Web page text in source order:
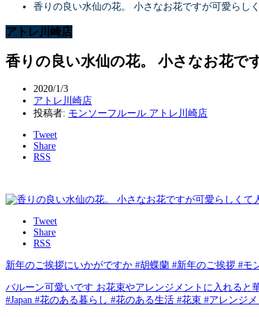
香りの良い水仙の花。 小さなお花ですが可愛らし
アトレ川崎店
香りの良い水仙の花。 小さなお花で
2020/1/3
アトレ川崎店
投稿者: モンソーフルール アトレ川崎店
Tweet
Share
RSS
Tweet
Share
RSS
新年のご挨拶にいかがですか #胡蝶蘭 #新年のご挨拶 #モ
バルーン可愛いです お花束やアレンジメントに入れると
#Japan #花のある暮らし #花のある生活 #花束 #アレンジ